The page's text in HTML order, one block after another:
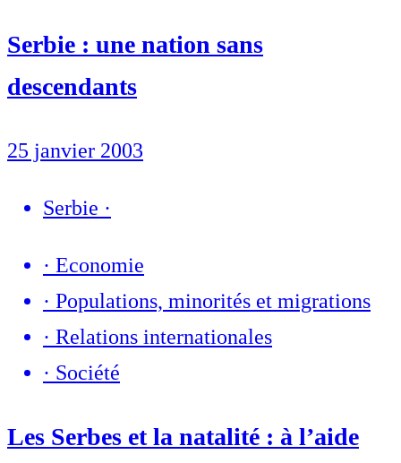
Serbie : une nation sans
descendants
25 janvier 2003
Serbie ·
· Economie
· Populations, minorités et migrations
· Relations internationales
· Société
Les Serbes et la natalité : à l’aide